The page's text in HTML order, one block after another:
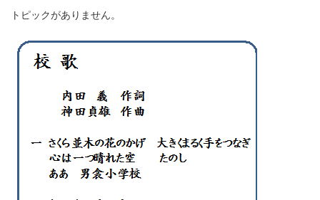
トピックがありません。